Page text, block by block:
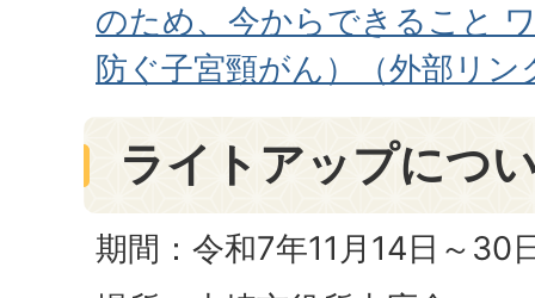
のため、今からできること
防ぐ子宮頸がん）（外部リン
ライトアップにつ
期間：令和7年11月14日～30